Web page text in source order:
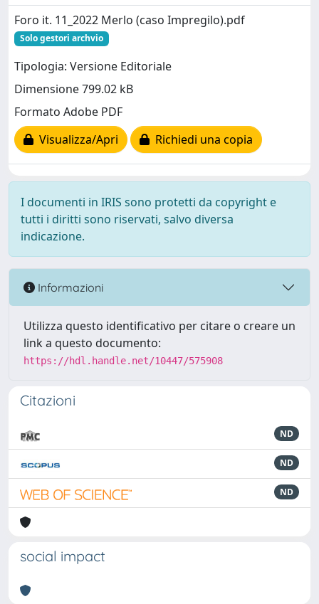
Foro it. 11_2022 Merlo (caso Impregilo).pdf
Solo gestori archvio
Tipologia: Versione Editoriale
Dimensione 799.02 kB
Formato Adobe PDF
Visualizza/Apri
Richiedi una copia
I documenti in IRIS sono protetti da copyright e
tutti i diritti sono riservati, salvo diversa
indicazione.
Informazioni
Utilizza questo identificativo per citare o creare un
link a questo documento:
https://hdl.handle.net/10447/575908
Citazioni
ND
ND
ND
social impact